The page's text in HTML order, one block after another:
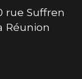
rue Suffren
Réunion